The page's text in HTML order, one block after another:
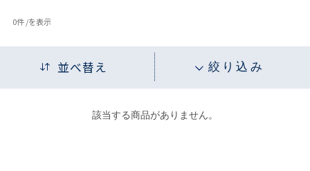
0件 /を表示
並べ替え 絞り込み
該当する商品がありません。